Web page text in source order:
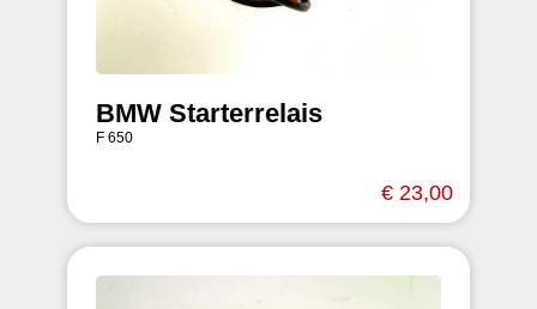
BMW Starterrelais
F 650
€ 23,00